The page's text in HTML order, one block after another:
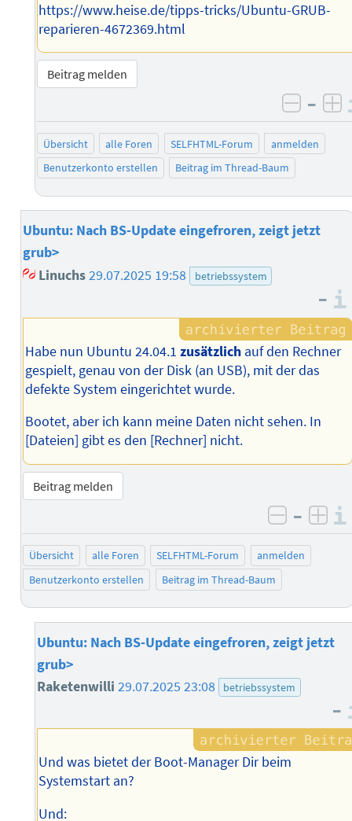
https://www.heise.de/tipps-tricks/Ubuntu-GRUB-
reparieren-4672369.html
Beitrag melden
–
Übersicht alle Foren SELFHTML-Forum
anmelden
Benutzerkonto erstellen
Beitrag im Thread-Baum
Ubuntu: Nach BS-Update eingefroren, zeigt jetzt
grub>
Linuchs29.07.2025 19:58 betriebssystem
–
Habe nun Ubuntu 24.04.1 zusätzlichauf den Rechner
gespielt, genau von der Disk (an USB), mit der das
defekte System eingerichtet wurde.
Bootet, aber ich kann meine Daten nicht sehen. In
[Dateien] gibt es den [Rechner] nicht.
Beitrag melden
negativ
–
Übersicht alle Foren SELFHTML-Forum
anmelden
Benutzerkonto erstellen
Beitrag im Thread-Baum
Ubuntu: Nach BS-Update eingefroren, zeigt jetzt
grub>
Raketenwilli 29.07.2025 23:08 betriebssystem
–
Und was bietet der Boot-Manager Dir beim
Systemstart an?
Und: